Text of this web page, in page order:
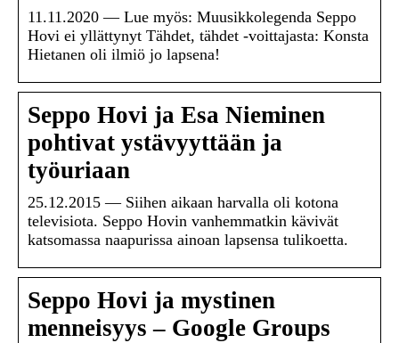
11.11.2020 — Lue myös: Muusikkolegenda Seppo
Hovi ei yllättynyt Tähdet, tähdet -voittajasta: Konsta
Hietanen oli ilmiö jo lapsena!
Seppo Hovi ja Esa Nieminen
pohtivat ystävyyttään ja
työuriaan
25.12.2015 — Siihen aikaan harvalla oli kotona
televisiota. Seppo Hovin vanhemmatkin kävivät
katsomassa naapurissa ainoan lapsensa tulikoetta.
Seppo Hovi ja mystinen
menneisyys – Google Groups